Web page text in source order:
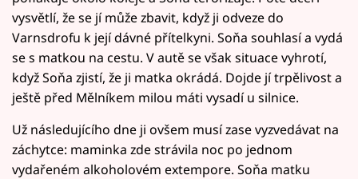
vysvětlí, že se jí může zbavit, když ji odveze do
Varnsdrofu k její dávné přítelkyni. Soňa souhlasí a vydá
se s matkou na cestu. V autě se však situace vyhrotí,
když Soňa zjistí, že ji matka okrádá. Dojde jí trpělivost a
ještě před Mělníkem milou máti vysadí u silnice.
Už následujícího dne ji ovšem musí zase vyzvedávat na
záchytce: maminka zde strávila noc po jednom
vydařeném alkoholovém extempore. Soňa matku